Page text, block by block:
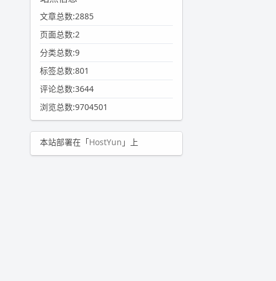
文章总数:2885
页面总数:2
分类总数:9
标签总数:801
评论总数:3644
浏览总数:9704501
本站部署在「HostYun 」上